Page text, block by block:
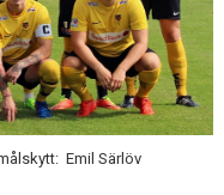
Emil Särlöv